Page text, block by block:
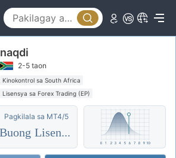
naqdi
2-5 taon
Kinokontrol sa South Africa
Lisensya sa Forex Trading (EP)
Ang buong lisensya ng MT5
Mga Broker ng Panrehiyon
Katamtamang potensyal na peligro
Pagkilala sa MT4/5
Buong Lisensya